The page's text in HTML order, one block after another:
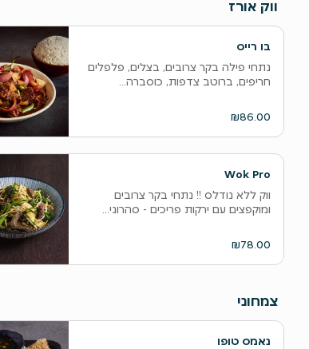
ווק אורז
בו רייס
נתחי פילה בקר צרובים, בצלים, פלפלים
חריפים, ברוטב צדפות, כוסברה...
₪86.00
Wok Pro
ווק ללא נודלס !! נתחי בקר צרובים
ומוקפצים עם ירקות פריכים - סהרוני...
₪78.00
צמחוני
נאמס טופו